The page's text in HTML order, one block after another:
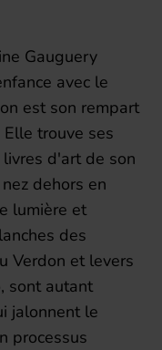
Gauguery
avec le
est son rempart
trouve ses
d'art de son
dehors en
lumière et
des
Verdon et levers
sont autant
jalonnent le
processus